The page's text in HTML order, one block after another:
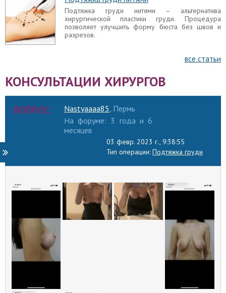
Подтяжка груди нитями – альтернатива
хирургической пластики груди. Процедура
позволяет улучшить форму бюста без швов и
разрезов.
все статьи
КОНСУЛЬТАЦИИ ХИРУРГОВ
ВОПРОС: Nastyaaaa85 , Пермь
На форуме: 3 года и 6
месяцев
03 февр. 2023 г., 9:38:55
Тип операции: Подтяжка груди